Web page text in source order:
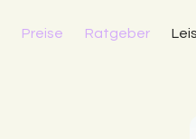
Preise Ratgeber